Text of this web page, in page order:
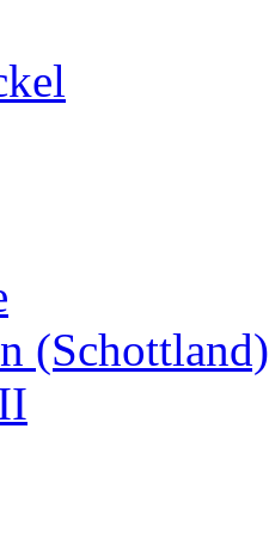
(Schottland)